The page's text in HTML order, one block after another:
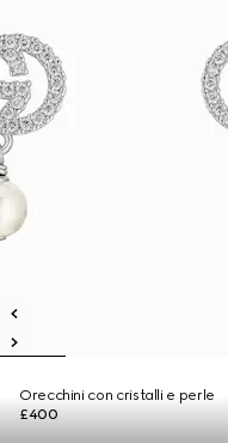
Orecchini con cristalli e perle
£400